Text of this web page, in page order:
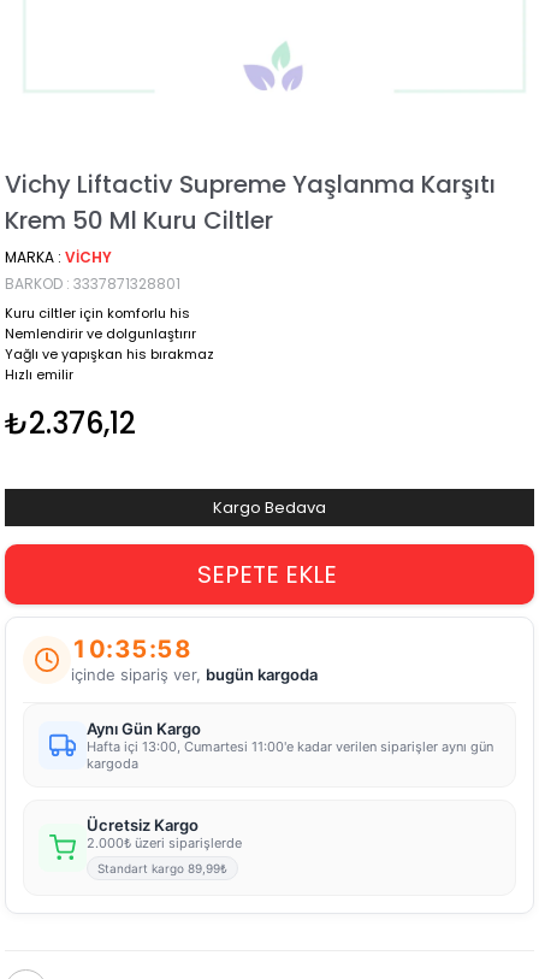
Vichy Liftactiv Supreme Yaşlanma Karşıtı
Krem 50 Ml Kuru Ciltler
MARKA : VICHY
BARKOD : 3337871328801
Kuru ciltler için komforlu his
Nemlendirir ve dolgunlaştırır
Yağlı ve yapışkan his bırakmaz
Hızlı emilir
₺2.376,12
Kargo Bedava
10:35:58
içinde sipariş ver, bugün kargoda
Aynı Gün Kargo
Hafta içi 13:00, Cumartesi 11:00'e kadar verilen siparişler aynı gün
kargoda
Ücretsiz Kargo
2.000₺ üzeri siparişlerde
Standart kargo 89,99₺